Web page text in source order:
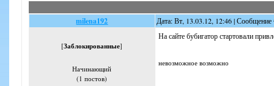
milena192 Дата: Вт, 13.03.12, 12:46 |
[Заблокированные]
Начинающий
(1 постов)
На сайте бубигатор стартовали
невозможное возможно